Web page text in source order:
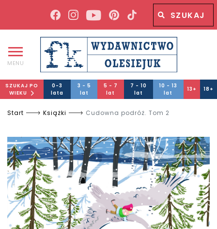
Wyszukiwana fraza
MENU
SZUKAJ PO
WIEKU
0-3
lata
3 - 5
lat
5 - 7
lat
7 - 10
lat
10 - 13
lat
13+ 18+
Start Książki Cudowna podróż. Tom 2